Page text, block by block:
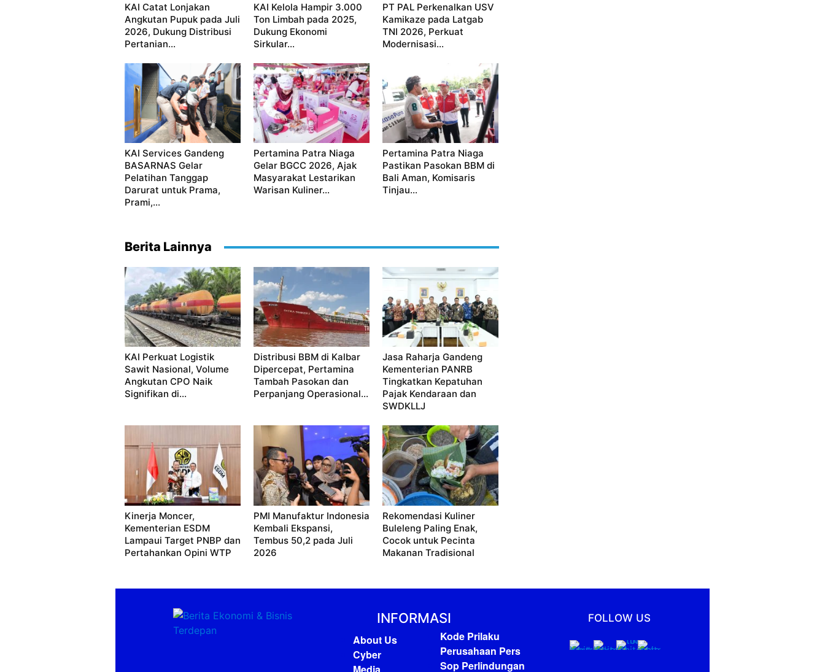
KAI Catat Lonjakan
Angkutan Pupuk pada Juli
2026, Dukung Distribusi
Pertanian...
KAI Kelola Hampir 3.000
Ton Limbah pada 2025,
Dukung Ekonomi
Sirkular...
PT PAL Perkenalkan USV
Kamikaze pada Latgab
TNI 2026, Perkuat
Modernisasi...
KAI Services Gandeng
BASARNAS Gelar
Pelatihan Tanggap
Darurat untuk Prama,
Prami,...
Pertamina Patra Niaga
Gelar BGCC 2026, Ajak
Masyarakat Lestarikan
Warisan Kuliner...
Pertamina Patra Niaga
Pastikan Pasokan BBM di
Bali Aman, Komisaris
Tinjau...
Berita Lainnya
KAI Perkuat Logistik
Sawit Nasional, Volume
Angkutan CPO Naik
Signifikan di...
Distribusi BBM di Kalbar
Dipercepat, Pertamina
Tambah Pasokan dan
Perpanjang Operasional...
Jasa Raharja Gandeng
Kementerian PANRB
Tingkatkan Kepatuhan
Pajak Kendaraan dan
SWDKLLJ
Kinerja Moncer,
Kementerian ESDM
Lampaui Target PNBP dan
Pertahankan Opini WTP
PMI Manufaktur Indonesia
Kembali Ekspansi,
Tembus 50,2 pada Juli
2026
Rekomendasi Kuliner
Buleleng Paling Enak,
Cocok untuk Pecinta
Makanan Tradisional
INFORMASI
About Us
Cyber
Media
Kode Prilaku
Perusahaan Pers
Sop Perlindungan
FOLLOW US